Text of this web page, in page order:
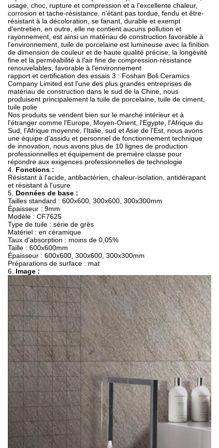
usage, choc, rupture et compression et a l'excellente chaleur,
corrosion et tache-résistance, n'étant pas tordue, fendu et être-
résistant à la décoloration, se fanant, durable et exempt
d'entretien, en outre, elle ne contient aucuns pollution et
rayonnement, est ainsi un matériau de construction favorable à
l'environnement, tuile de porcelaine est lumineuse avec la finition
de dimension de couleur et de haute qualité précise, la longévité
fine et la perméabilité à l'air fine de compression-résistance
renouvelables, favorable à l'environnement
rapport et certification des essais 3 : Foshan Boli Ceramics
Company Limited est l'une des plus grandes entreprises de
matériau de construction dans le sud de la Chine, nous
produisent principalement la tuile de porcelaine, tuile de ciment,
tuile polie
Nos produits se vendent bien sur le marché intérieur et à
l'étranger comme l'Europe, Moyen-Orient, l'Egypte, l'Afrique du
Sud, l'Afrique moyenne, l'Italie, sud et Asie de l'Est, nous avons
une équipe d'assidu et personnel de fonctionnement technique
de innovation, nous avons plus de 10 lignes de production
professionnelles et équipement de première classe pour
répondre aux exigences professionnelles de technologie
4. Fonctions :
Résistant à l'acide, antibactérien, chaleur-isolation, antidérapant
et résistant à l'usure
5. Données de base :
Tailles standard : 600x600, 300x600, 300x300mm
Épaisseur : 9mm
Modèle : CF7625
Type de tuile : série de grès
Matériel : en céramique
Taux d'absorption : moins de 0,05%
Taille : 600x600mm
Épaisseur : 600x600, 300x600, 300x300mm
Préparations de surface : mat
6. Image :